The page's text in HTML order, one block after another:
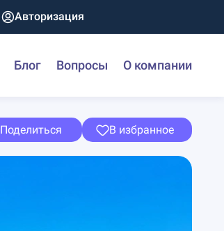
Авторизация
Блог Вопросы О компании
Поделиться В избранное